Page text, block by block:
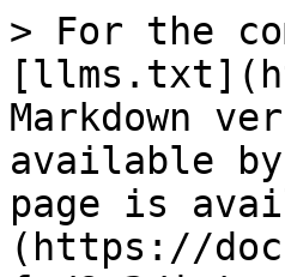
> For the
Markdown
available
page is
(https://